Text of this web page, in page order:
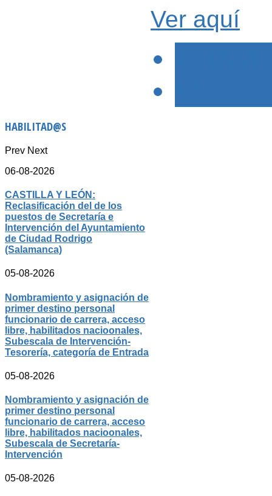
Ver aquí
HABILITAD@S
Prev Next
06-08-2026
CASTILLA Y LEÓN:
Reclasificación del de los
puestos de Secretaría e
Intervención del Ayuntamiento
de Ciudad Rodrigo
(Salamanca)
05-08-2026
Nombramiento y asignación de
primer destino personal
funcionario de carrera, acceso
libre, habilitados nacioonales,
Subescala de Intervención-
Tesorería, categoría de Entrada
05-08-2026
Nombramiento y asignación de
primer destino personal
funcionario de carrera, acceso
libre, habilitados nacioonales,
Subescala de Secretaría-
Intervención
05-08-2026